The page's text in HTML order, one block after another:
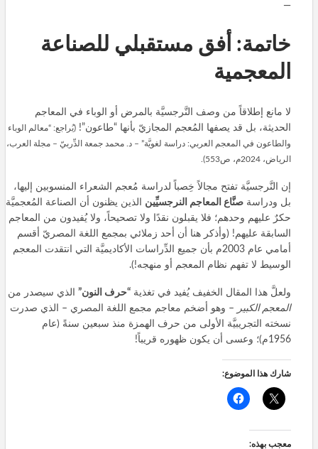
—
خاتمة: أفق مستقبلي للصناعة
المعجمية
لا مانع إطلاقاً من وصف النَّرجسيَّة بالمرض أو الوباء في المعاجم
الحديثة، بل قد يصفها المُعجم المجازيّ بأنها “طاعون”! (يُراجع: “معالم الوباء
والطاعون في المعجم العربي: دراسة لغويَّة” – د. محمد جمعة الدِّربيّ – مجلة العرب،
الرياض، 2024م، ص553).
إن النَّرجسيَّة تفتح مجالاً خِصباً لدراسة مُعجم الشعراء المنسوبين إليها،
بل ودراسة صنَّاع المعاجم النرجسيِّين الذين يظنون أن الصناعة المُعجميَّة
حكرٌ عليهم وحدهم؛ فلا يقبلون نقدًا ولا تصحيحاً، ولا يُفيدون من المعاجم
السابقة عليهم! (وأذكر هنا أن أحد زملائي بمجمع اللغة المصريّ أقسم
أمامي عام 2003م بأن جميع الدِّراسات الأكاديميَّة التي انتقدت المعجم
الوسيط لا تفهم نظام المعجم أو منهجه!).
ولعلَّ هذا المقال الخفيف يُفيد في تغذية “حرف النون” الذي سيصدر من
المعجم الكبير
– وهو أضخم معاجم مجمع اللغة المصري – الذي صدرت
نسخته التجريبيَّة الأولى من حرف الهمزة منذ سبعين سنةً (عام
1956م)؛ وعسى أن يكون ظهوره قريباً!
شارك هذا الموضوع:
معجب بهذه: